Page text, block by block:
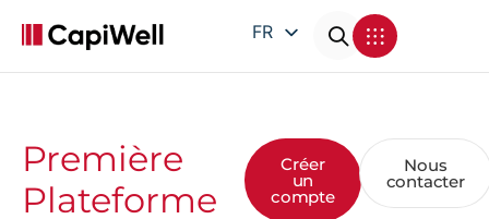
FR
EN
IT
Première
Plateforme
Créer
un
compte
Nous
contacter